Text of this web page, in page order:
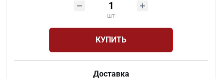
шт
КУПИТЬ
Доставка